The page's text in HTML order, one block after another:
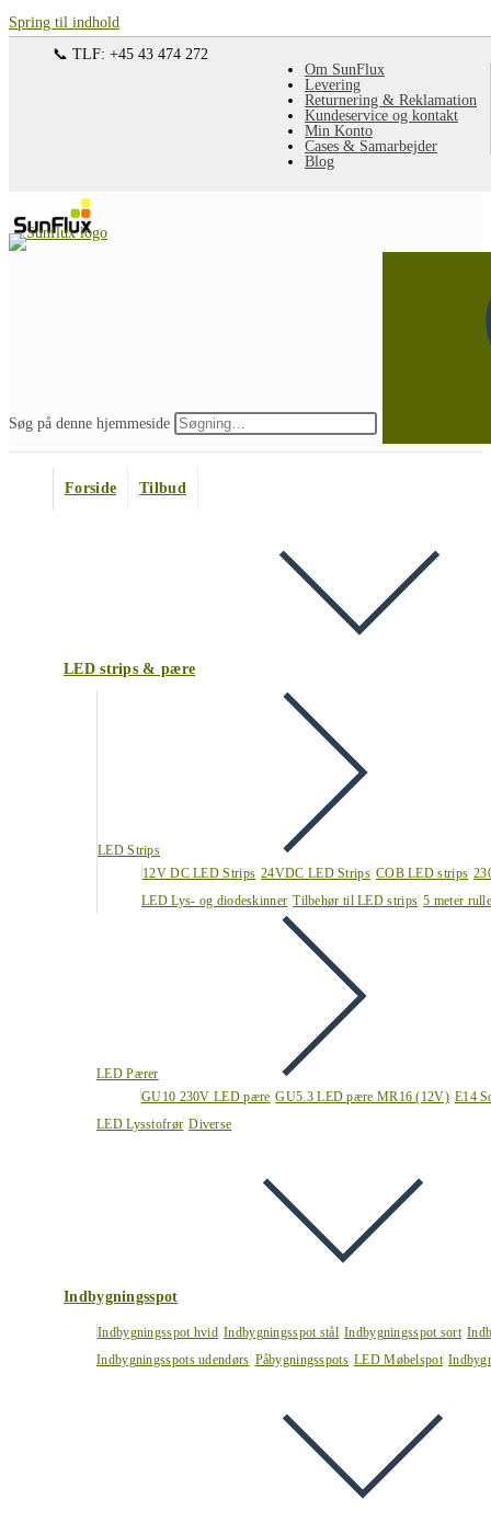
Spring til indhold
Om SunFlux
Levering
Returnering & Reklamation
Kundeservice og kontakt
Min Konto
Cases & Samarbejder
Blog
📞 TLF: +45 43 474 272
Søg på denne hjemmeside
Forside Tilbud
LED strips & pære
LED Strips
12V DC LED Strips 24VDC LED Strips COB LED strips
LED Lys- og diodeskinner Tilbehør til LED strips 5 meter
LED Pærer
GU10 230V LED pære GU5.3 LED pære MR16 (12V) E14
LED Lysstofrør Diverse
Indbygningsspot
Indbygningsspot hvid Indbygningsspot stål Indbygningsspot sort
Indbygningsspots udendørs Påbygningsspots LED Møbelspot